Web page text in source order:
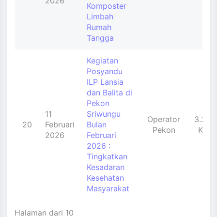
Komposter
Limbah
Rumah
Tangga
20
11
Februari
2026
Kegiatan
Posyandu
ILP Lansia
dan Balita di
Pekon
Sriwungu
Bulan
Februari
2026 :
Tingkatkan
Kesadaran
Kesehatan
Masyarakat
Operator
Pekon
3.208
Kali
Halaman dari 10